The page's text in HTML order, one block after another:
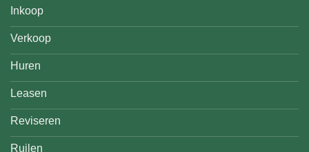
Inkoop
Verkoop
Huren
Leasen
Reviseren
Ruilen